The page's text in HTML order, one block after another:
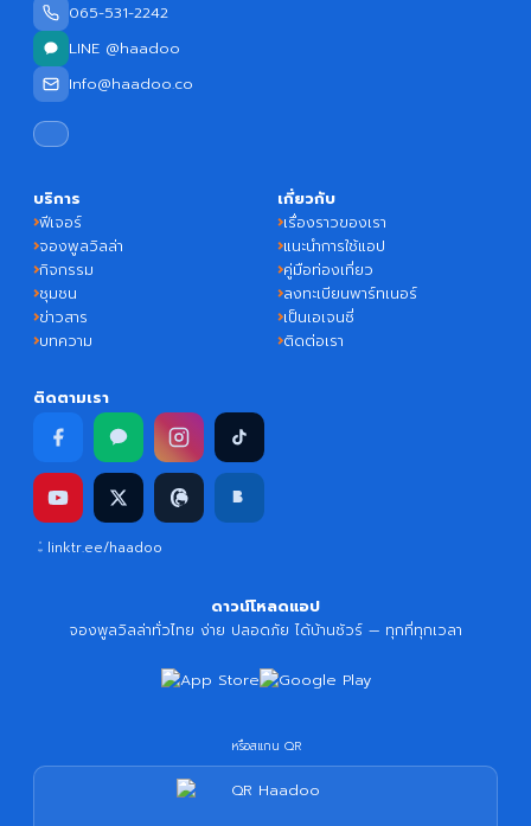
065-531-2242
LINE @haadoo
Info@haadoo.co
บริการ
ฟีเจอร์
จองพูลวิลล่า
กิจกรรม
ชุมชน
ข่าวสาร
บทความ
เกี่ยวกับ
เรื่องราวของเรา
แนะนำการใช้แอป
คู่มือท่องเที่ยว
ลงทะเบียนพาร์ทเนอร์
เป็นเอเจนซี่
ติดต่อเรา
ติดตามเรา
linktr.ee/haadoo
ดาวน์โหลดแอป
จองพูลวิลล่าทั่วไทย ง่าย ปลอดภัย ได้บ้านชัวร์ — ทุกที่ทุกเวลา
หรือสแกน QR